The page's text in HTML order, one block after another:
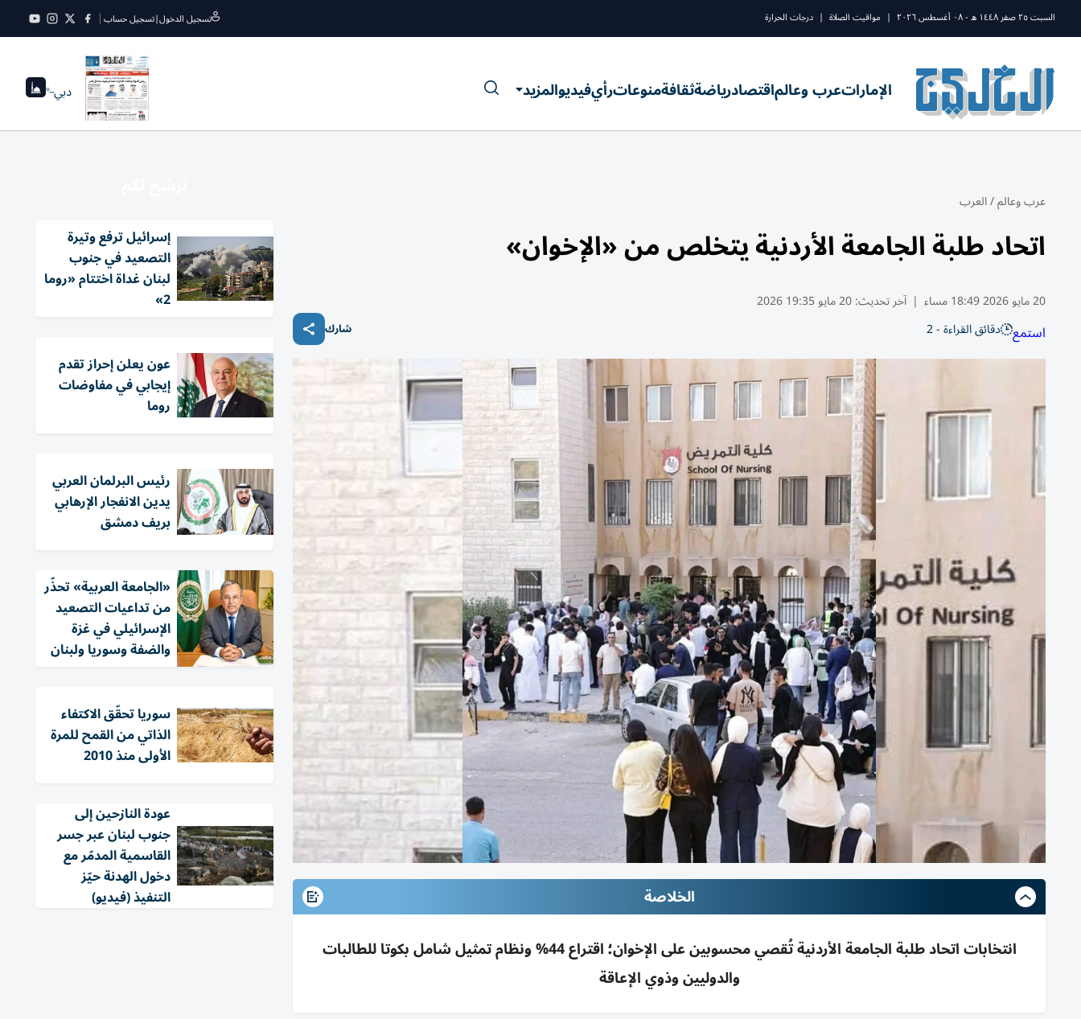
السبت ٢٥ صفر ١٤٤٨ ه - ٠٨ أغسطس ٢٠٢٦ | مواقيت الصلاة | درجات الحرارة تسجيل الدخول|تسجيل حساب
الإماراتعرب وعالماقتصادرياضةثقافةمنوعاترأيفيديوالمزيد دبي--°
عرب وعالم/العرب
اتحاد طلبة الجامعة الأردنية يتخلص من «الإخوان»
20 مايو 2026 18:49 مساء | آخر تحديث:20 مايو 19:35 2026
استمع دقائق القراءة - 2 شارك
الخلاصة
انتخابات اتحاد طلبة الجامعة الأردنية تُقصي محسوبين على الإخوان؛ اقتراع 44% ونظام تمثيل شامل بكوتا للطالبات
والدوليين وذوي الإعاقة
إسرائيل ترفع وتيرة
التصعيد في جنوب
لبنان غداة اختتام «روما
2»
عون يعلن إحراز تقدم
إيجابي في مفاوضات
روما
رئيس البرلمان العربي
يدين الانفجار الإرهابي
بريف دمشق
«الجامعة العربية» تحذّر
من تداعيات التصعيد
الإسرائيلي في غزة
والضفة وسوريا ولبنان
سوريا تحقّق الاكتفاء
الذاتي من القمح للمرة
الأولى منذ 2010
عودة النازحين إلى
جنوب لبنان عبر جسر
القاسمية المدمّر مع
دخول الهدنة حيّز
التنفيذ (فيديو)